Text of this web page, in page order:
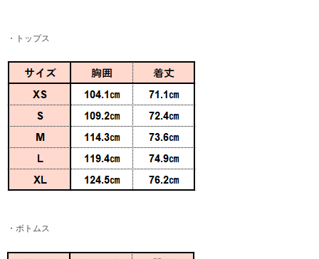
・トップス
・ボトムス